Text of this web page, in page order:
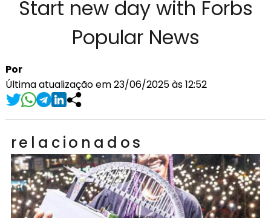
Start new day with Forbs
Popular News
Por
Última atualização em 23/06/2025 às 12:52
relacionados